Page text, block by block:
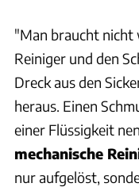
"Man braucht
Reiniger und den
Dreck aus den
heraus. Einen
einer Flüssigkeit
mechanische
nur aufgelöst,